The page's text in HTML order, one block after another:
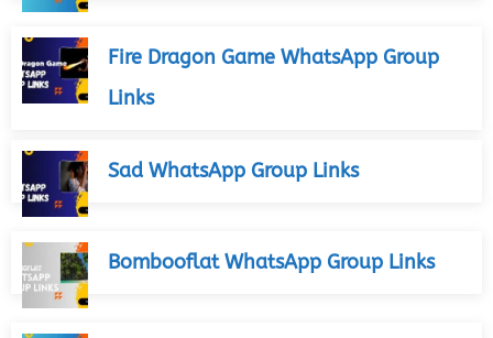
Fire Dragon Game WhatsApp Group
Links
Sad WhatsApp Group Links
Bombooflat WhatsApp Group Links